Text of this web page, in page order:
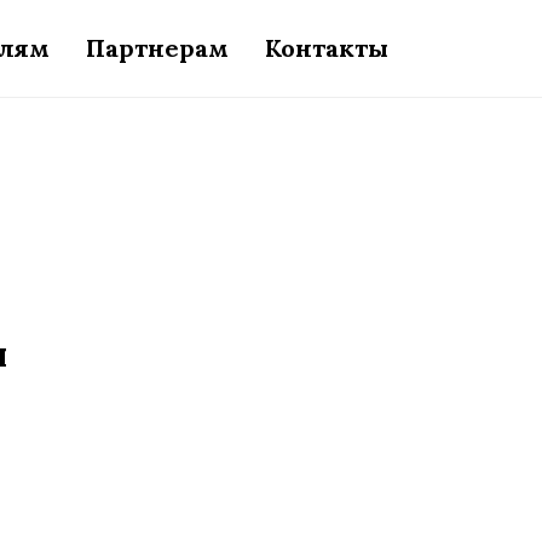
Партнерам Контакты